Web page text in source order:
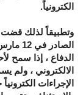
الكترونياً.
وتطبيقاً لذلك
الدفاع ، إذا سمح
الالكتروني ، ولم
الإجراءات